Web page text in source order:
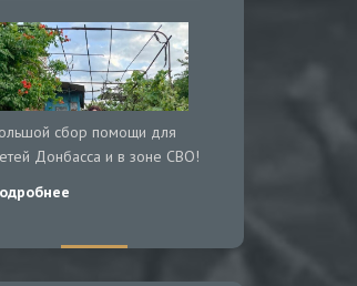
сбор помощи для
Донбасса и в зоне СВО!